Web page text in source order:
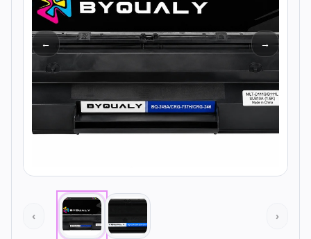
← →
‹ ›